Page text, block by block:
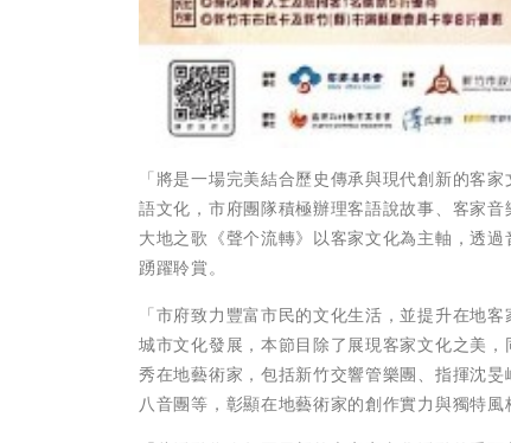
「將是一場完美結合歷史傳承與現代創新的客
語文化，市府團隊積極辦理客語說故事、客家
大地之歌《聲个流轉》以客家文化為主軸，透
踴躍聆賞。
「市府致力豐富市民的文化生活，並提升在地
城市文化發展，本節目除了展現客家文化之美
秀在地藝術家，包括新竹交響管樂團、指揮沈
八音團等，彰顯在地藝術家的創作實力與獨特風